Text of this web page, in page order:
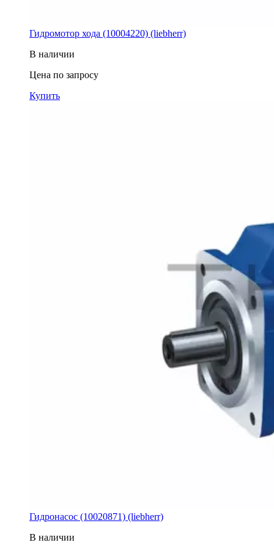
Гидромотор хода (10004220) (liebherr)
В наличии
Цена по запросу
Купить
Гидронасос (10020871) (liebherr)
В наличии